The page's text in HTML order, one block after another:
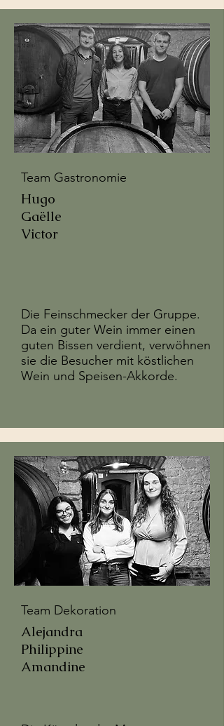
Team Gastronomie
Hugo
Gaëlle
Victor
Die Feinschmecker der Gruppe.
Da ein guter Wein immer einen
guten Bissen verdient, verwöhnen
sie die Besucher mit köstlichen
Wein und Speisen-Akkorde.
Team Dekoration
Alejandra
Philippine
Amandine